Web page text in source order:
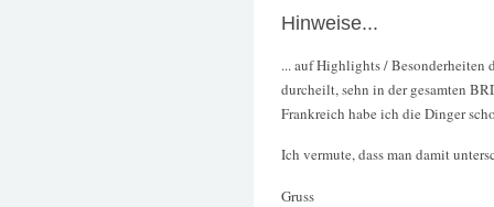
Hinweise...
... auf Highlights / Besonderheiten
durcheilt, sehn in der gesamten
Frankreich habe ich die Dinger
Ich vermute, dass man damit
Gruss